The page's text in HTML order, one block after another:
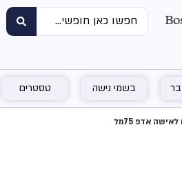
בשמי נישה טסטרים
אדפ 75מל